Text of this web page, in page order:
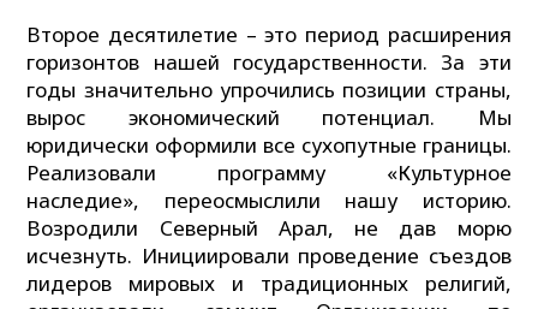
Второе десятилетие – это период расширения
горизонтов нашей государственности. За эти
годы значительно упрочились позиции страны,
вырос экономический потенциал. Мы
юридически оформили все сухопутные границы.
Реализовали программу «Культурное
наследие», переосмыслили нашу историю.
Возродили Северный Арал, не дав морю
исчезнуть. Инициировали проведение съездов
лидеров мировых и традиционных религий,